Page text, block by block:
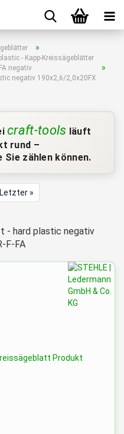
»
- Kapp-Kreissägeblätter
negativ
»
negativ 190x2,6/2,0x20FX
craft-tools läuft
rund –
zählen können.
Letzter »
- hard plastic negativ
F-FA